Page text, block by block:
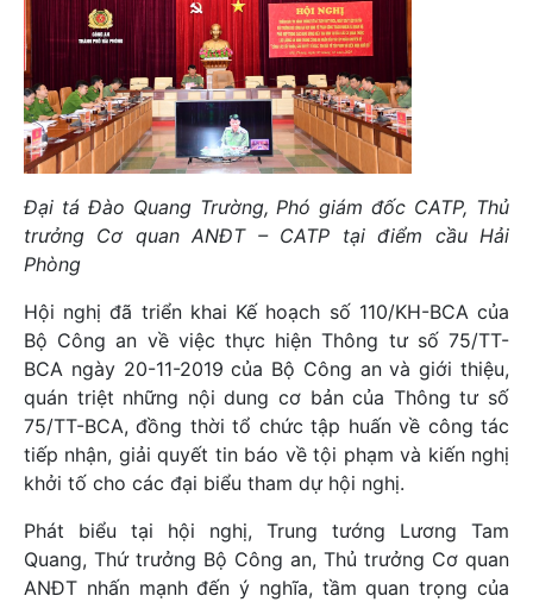
Đại tá Đào Quang Trường, Phó giám đốc CATP, Thủ
trưởng Cơ quan ANĐT – CATP tại điểm cầu Hải
Phòng
Hội nghị đã triển khai Kế hoạch số 110/KH-BCA của
Bộ Công an về việc thực hiện Thông tư số 75/TT-
BCA ngày 20-11-2019 của Bộ Công an và giới thiệu,
quán triệt những nội dung cơ bản của Thông tư số
75/TT-BCA, đồng thời tổ chức tập huấn về công tác
tiếp nhận, giải quyết tin báo về tội phạm và kiến nghị
khởi tố cho các đại biểu tham dự hội nghị.
Phát biểu tại hội nghị, Trung tướng Lương Tam
Quang, Thứ trưởng Bộ Công an, Thủ trưởng Cơ quan
ANĐT nhấn mạnh đến ý nghĩa, tầm quan trọng của